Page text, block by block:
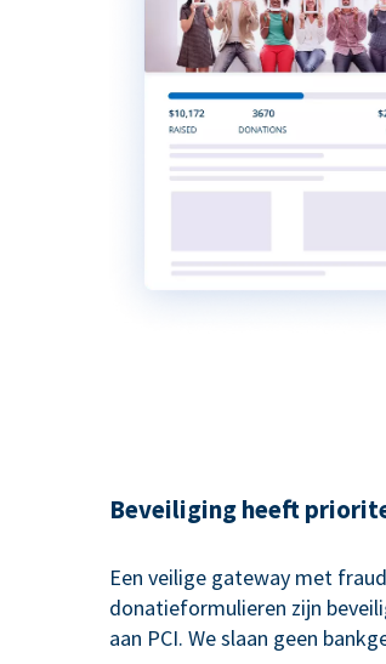
Beveiliging heeft
Een veilige gateway met
donatieformulieren zijn
aan PCI. We slaan geen